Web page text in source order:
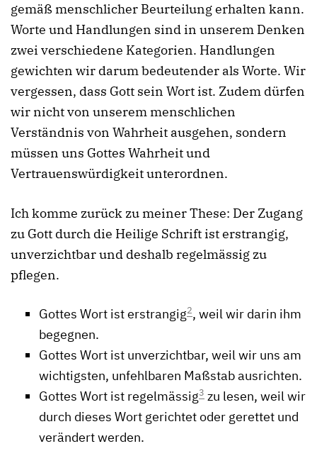
gemäß menschlicher Beurteilung erhalten kann.
Worte und Handlungen sind in unserem Denken
zwei verschiedene Kategorien. Handlungen
gewichten wir darum bedeutender als Worte. Wir
vergessen, dass Gott sein Wort ist. Zudem dürfen
wir nicht von unserem menschlichen
Verständnis von Wahrheit ausgehen, sondern
müssen uns Gottes Wahrheit und
Vertrauenswürdigkeit unterordnen.
Ich komme zurück zu meiner These: Der Zugang
zu Gott durch die Heilige Schrift ist erstrangig,
unverzichtbar und deshalb regelmässig zu
pflegen.
Gottes Wort ist erstrangig2, weil wir darin ihm
begegnen.
Gottes Wort ist unverzichtbar, weil wir uns am
wichtigsten, unfehlbaren Maßstab ausrichten.
Gottes Wort ist regelmässig3 zu lesen, weil wir
durch dieses Wort gerichtet oder gerettet und
verändert werden.